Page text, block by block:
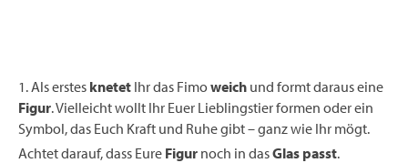
1. Als erstes knetet Ihr das Fimoweich und formt daraus eine
Figur. Vielleicht wollt Ihr Euer Lieblingstier formen oder ein
Symbol, das Euch Kraft und Ruhe gibt – ganz wie Ihr mögt.
Achtet darauf, dass Eure Figur noch in dasGlas passt.